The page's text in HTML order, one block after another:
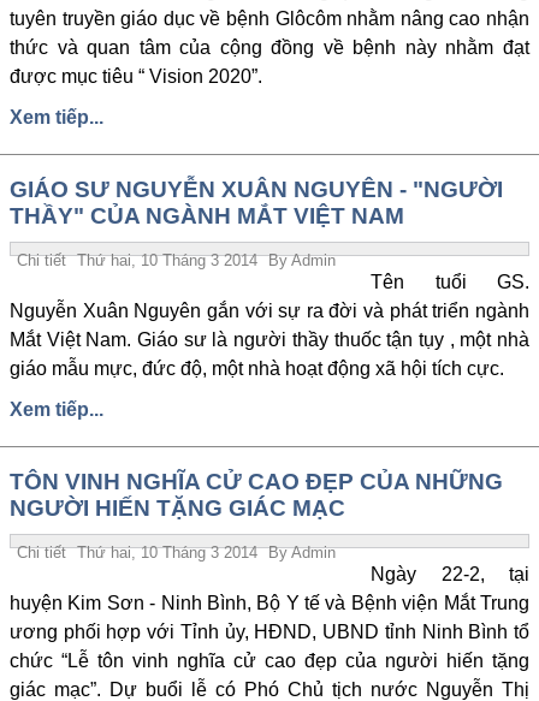
tuyên truyền giáo dục về bệnh Glôcôm nhằm nâng cao nhận
thức và quan tâm của cộng đồng về bệnh này nhằm đạt
được mục tiêu “ Vision 2020”.
Xem tiếp...
GIÁO SƯ NGUYỄN XUÂN NGUYÊN - "NGƯỜI
THẦY" CỦA NGÀNH MẮT VIỆT NAM
Chi tiết Thứ hai, 10 Tháng 3 2014 ByAdmin
Tên tuổi GS.
Nguyễn Xuân Nguyên gắn với sự ra đời và phát triển ngành
Mắt Việt Nam. Giáo sư là người thầy thuốc tận tụy , một nhà
giáo mẫu mực, đức độ, một nhà hoạt động xã hội tích cực.
Xem tiếp...
TÔN VINH NGHĨA CỬ CAO ĐẸP CỦA NHỮNG
NGƯỜI HIẾN TẶNG GIÁC MẠC
Chi tiết Thứ hai, 10 Tháng 3 2014 ByAdmin
Ngày 22-2, tại
huyện Kim Sơn - Ninh Bình, Bộ Y tế và Bệnh viện Mắt Trung
ương phối hợp với Tỉnh ủy, HĐND, UBND tỉnh Ninh Bình tổ
chức “Lễ tôn vinh nghĩa cử cao đẹp của người hiến tặng
giác mạc”. Dự buổi lễ có Phó Chủ tịch nước Nguyễn Thị